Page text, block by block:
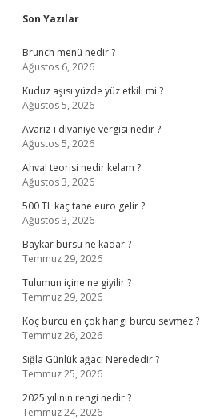
Sidebar
Son Yazılar
Brunch menü nedir ?
Ağustos 6, 2026
Kuduz aşısı yüzde yüz etkili mi ?
Ağustos 5, 2026
Avarız-i divaniye vergisi nedir ?
Ağustos 5, 2026
Ahval teorisi nedir kelam ?
Ağustos 3, 2026
500 TL kaç tane euro gelir ?
Ağustos 3, 2026
Baykar bursu ne kadar ?
Temmuz 29, 2026
Tulumun içine ne giyilir ?
Temmuz 29, 2026
Koç burcu en çok hangi burcu sevmez ?
Temmuz 26, 2026
Sığla Günlük ağacı Nerededir ?
Temmuz 25, 2026
2025 yılının rengi nedir ?
Temmuz 24, 2026